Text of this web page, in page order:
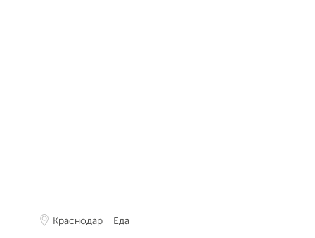
Краснодар Еда